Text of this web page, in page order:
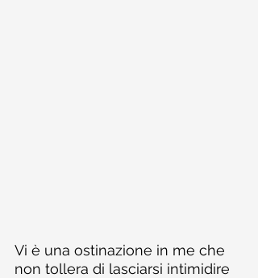
Vi è una ostinazione in me che
non tollera di lasciarsi intimidire